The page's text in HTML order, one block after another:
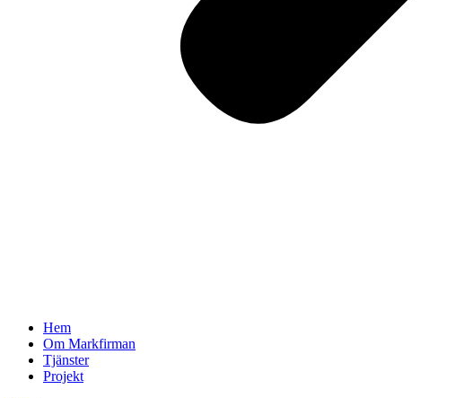
Hem
Om Markfirman
Tjänster
Projekt